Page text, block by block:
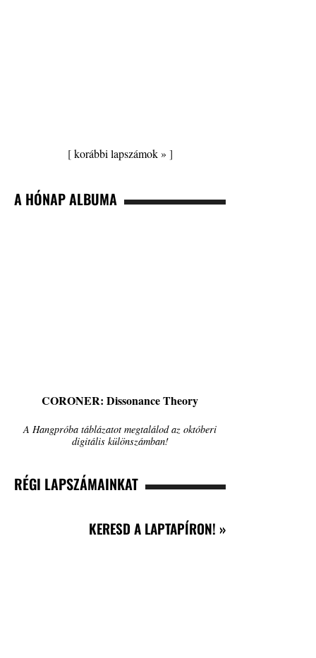
[korábbi lapszámok » ]
A HÓNAP ALBUMA
CORONER: Dissonance Theory
A Hangpróba táblázatot megtalálod az októberi
digitális különszámban!
RÉGI LAPSZÁMAINKAT
KERESD A LAPTAPÍRON! »